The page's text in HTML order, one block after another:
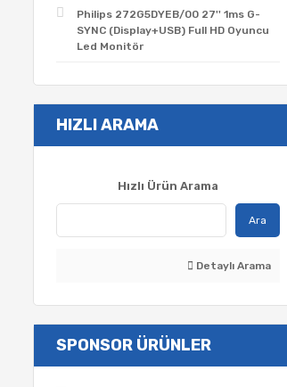
Philips 272G5DYEB/00 27'' 1ms G-
SYNC (Display+USB) Full HD Oyuncu
Led Monitör
HIZLI ARAMA
Hızlı Ürün Arama
Ara
Detaylı Arama
SPONSOR ÜRÜNLER